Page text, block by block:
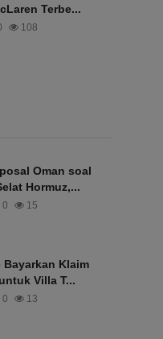
Terbe...
108
Oman soal
Hormuz,...
0 15
Bayarkan Klaim
Villa T...
0 13